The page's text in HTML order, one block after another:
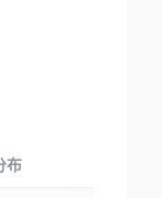
布